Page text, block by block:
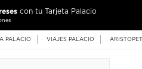
con tu Tarjeta Palacio
PALACIO VIAJES PALACIO ARISTOPET